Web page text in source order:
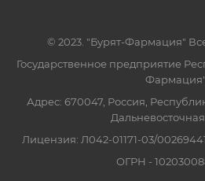
© 2023. "Бурят-Фармация"
Государственное предприятие
Фармация"
Адрес: 670047, Россия,
Дальневосточная
Лицензия: Л042-01171-03/
ОГРН -